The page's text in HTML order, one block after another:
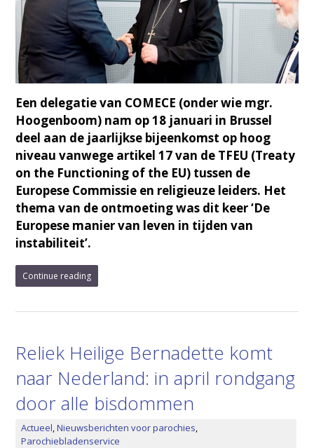
Een delegatie van COMECE (onder wie mgr.
Hoogenboom) nam op 18 januari in Brussel
deel aan de jaarlijkse bijeenkomst op hoog
niveau vanwege artikel 17 van de TFEU (Treaty
on the Functioning of the EU) tussen de
Europese Commissie en religieuze leiders. Het
thema van de ontmoeting was dit keer ‘De
Europese manier van leven in tijden van
instabiliteit’.
Continue reading
Reliek Heilige Bernadette komt
naar Nederland: in april rondgang
door alle bisdommen
Actueel,Nieuwsberichten voor parochies,
Parochiebladenservice